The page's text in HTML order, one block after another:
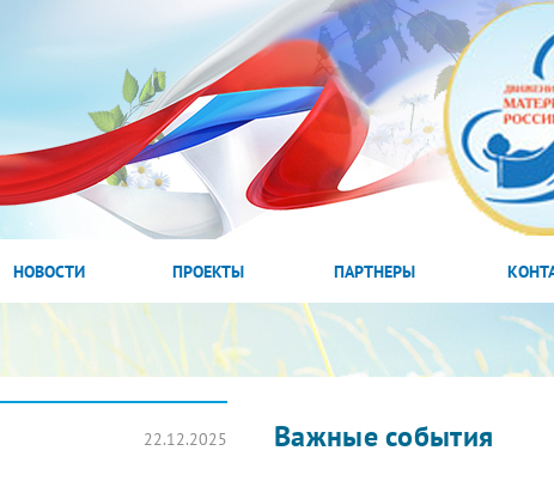
НОВОСТИ ПРОЕКТЫ ПАРТНЕРЫ
22.12.2025 Важные события